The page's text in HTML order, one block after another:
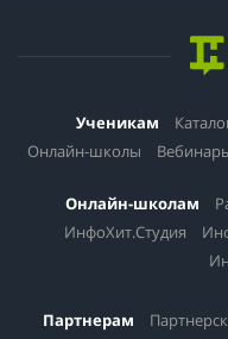
Ученикам
Онлайн-школы
Онлайн-школам
ИнфоХит.Студия
Партнерам